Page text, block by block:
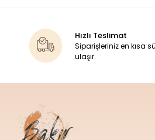
Hızlı Teslimat
Siparişleriniz en kısa
ulaşır.